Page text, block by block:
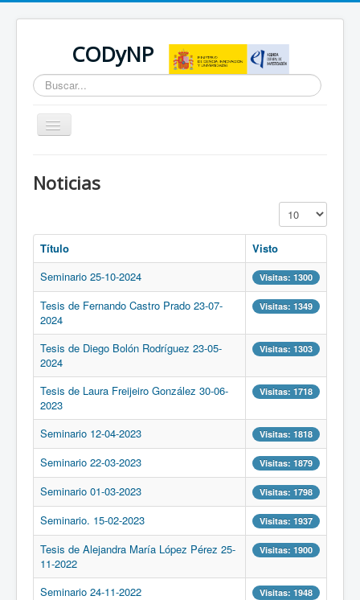
CODyNP
Buscar...
Cambiar
navegación
Noticias
Cantidad a
Título
Visto
Seminario 25-10-2024
Visitas: 1300
Tesis de Fernando Castro Prado 23-07-
2024
Visitas: 1349
Tesis de Diego Bolón Rodríguez 23-05-
2024
Visitas: 1303
Tesis de Laura Freijeiro González 30-06-
2023
Visitas: 1718
Seminario 12-04-2023 Visitas: 1818
Seminario 22-03-2023 Visitas: 1879
Seminario 01-03-2023 Visitas: 1798
Seminario. 15-02-2023 Visitas: 1937
Tesis de Alejandra María López Pérez 25-
11-2022
Visitas: 1900
Seminario 24-11-2022 Visitas: 1948